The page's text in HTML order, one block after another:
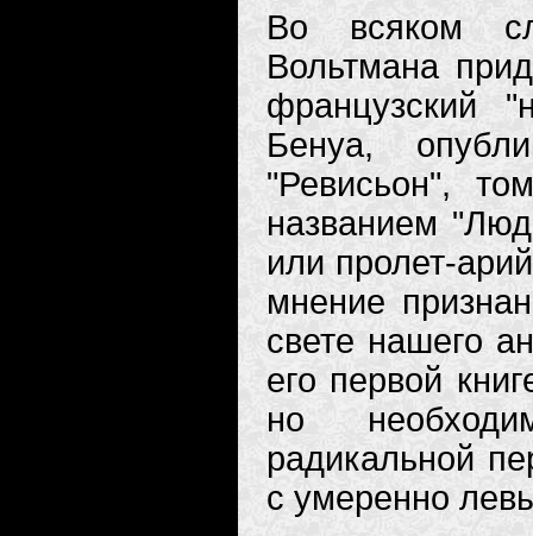
Во всяком
Вольтмана
французский
Бенуа,
"Ревисьон",
названием
или пролет-
мнение
свете нашего
его первой
но
радикальной
с умеренно